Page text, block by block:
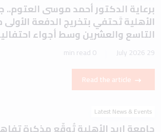
برعاية الدكتور أحمد موسى العتوم..
الأهلية تَحتفي بتخريج الدفعة
التاسع والعشرين وسط أجواء
29 July 2026
0 min read
Read the article
Latest News & Events